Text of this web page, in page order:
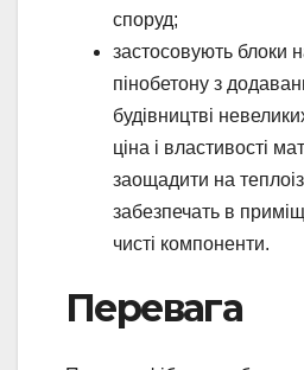
споруд;
застосовують блоки
пінобетону з
будівництві
ціна і властивості
заощадити на
забезпечать в
чисті компоненти.
Перевага